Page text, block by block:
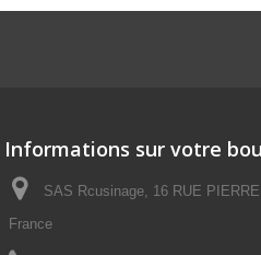
Informations sur votre
SAS Rcusinage, 16 RUE
France